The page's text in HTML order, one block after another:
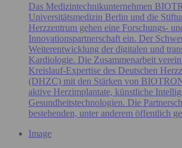
Das Medizintechnikunternehmen
Universitätsmedizin Berlin und die
Herzzentrum gehen eine Forschungs-
Innovationspartnerschaft ein. Der
Weiterentwicklung der digitalen und
Kardiologie. Die Zusammenarbeit
Kreislauf-Expertise des Deutschen
(DHZC) mit den Stärken von
aktive Herzimplantate, künstliche
Gesundheitstechnologien. Die
bestehenden, unter anderem öffentlich
Image